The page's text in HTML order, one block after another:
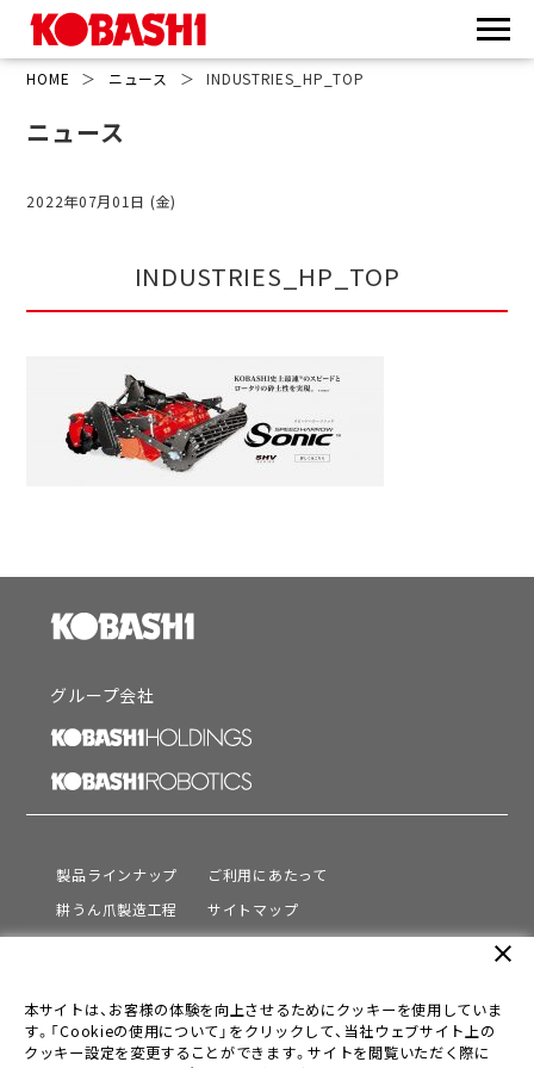
HOME ＞ ニュース ＞ INDUSTRIES_HP_TOP
ニュース
2022年07月01日 (金)
INDUSTRIES_HP_TOP
グループ会社
製品ラインナップ
耕うん爪製造工程
サポート
会社情報
採用情報
ご利用にあたって
サイトマップ
プライバシーポリシー
本サイトは、お客様の体験を向上させるためにクッキーを使用していま
す。「Cookieの使用について」をクリックして、当社ウェブサイト上の
クッキー設定を変更することができます。サイトを閲覧いただく際に
close